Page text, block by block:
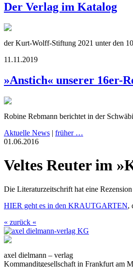
Der Verlag im Katalog
der Kurt-Wolff-Stiftung 2021 unter den
11.11.2019
»Anstich« unserer 16er-
Robine Rebmann berichtet in der
Aktuelle News | früher …
01.06.2016
Veltes Reuter im
Die Literaturzeitschrift hat eine
HIER geht es in den KRAUTGARTEN,
« zurück «
axel dielmann – verlag
Kommanditgesellschaft in Frankfurt am